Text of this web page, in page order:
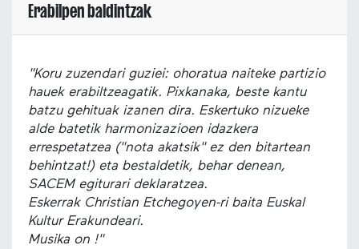
Erabilpen baldintzak
"Koru zuzendari guziei: ohoratua naiteke partizio
hauek erabiltzeagatik. Pixkanaka, beste kantu
batzu gehituak izanen dira. Eskertuko nizueke
alde batetik harmonizazioen idazkera
errespetatzea ("nota akatsik" ez den bitartean
behintzat!) eta bestaldetik, behar denean,
SACEM egiturari deklaratzea.
Eskerrak Christian Etchegoyen-ri baita Euskal
Kultur Erakundeari.
Musika on !"